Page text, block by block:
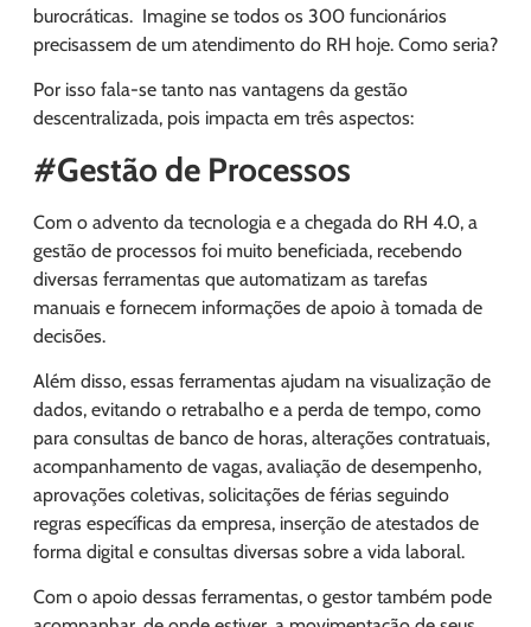
burocráticas. Imagine se todos os 300 funcionários
precisassem de um atendimento do RH hoje. Como seria?
Por isso fala-se tanto nas vantagens da gestão
descentralizada, pois impacta em três aspectos:
#Gestão de Processos
Com o advento da tecnologia e a chegada do RH 4.0, a
gestão de processos foi muito beneficiada, recebendo
diversas ferramentas que automatizam as tarefas
manuais e fornecem informações de apoio à tomada de
decisões.
Além disso, essas ferramentas ajudam na visualização de
dados, evitando o retrabalho e a perda de tempo, como
para consultas de banco de horas, alterações contratuais,
acompanhamento de vagas, avaliação de desempenho,
aprovações coletivas, solicitações de férias seguindo
regras específicas da empresa, inserção de atestados de
forma digital e consultas diversas sobre a vida laboral.
Com o apoio dessas ferramentas, o gestor também pode